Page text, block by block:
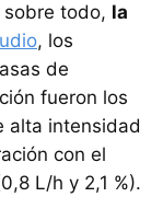
todo, la
, los
de
fueron los
alta intensidad
con el
L/h y 2,1 %).